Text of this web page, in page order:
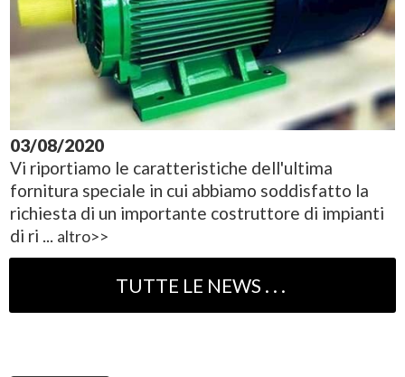
03/08/2020
Vi riportiamo le caratteristiche dell'ultima
fornitura speciale in cui abbiamo soddisfatto la
richiesta di un importante costruttore di impianti
di ri ... altro>>